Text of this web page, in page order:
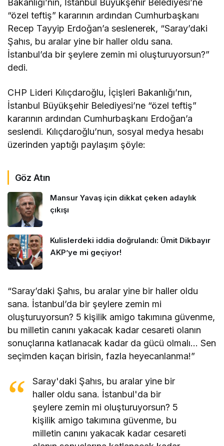
Bakanlığı’nın, İstanbul Büyükşehir Belediyesi’ne
“özel teftiş” kararının ardından Cumhurbaşkanı
Recep Tayyip Erdoğan’a seslenerek, “Saray’daki
Şahıs, bu aralar yine bir haller oldu sana.
İstanbul’da bir şeylere zemin mi oluşturuyorsun?”
dedi.
CHP Lideri Kılıçdaroğlu, İçişleri Bakanlığı’nın,
İstanbul Büyükşehir Belediyesi’ne “özel teftiş”
kararının ardından Cumhurbaşkanı Erdoğan’a
seslendi. Kılıçdaroğlu’nun, sosyal medya hesabı
üzerinden yaptığı paylaşım şöyle:
Göz Atın
Mansur Yavaş için dikkat çeken adaylık
çıkışı
Kulislerdeki iddia doğrulandı: Ümit Dikbayır
AKP’ye mi geçiyor!
“Saray’daki Şahıs, bu aralar yine bir haller oldu
sana. İstanbul’da bir şeylere zemin mi
oluşturuyorsun? 5 kişilik amigo takımına güvenme,
bu milletin canını yakacak kadar cesareti olanın
sonuçlarına katlanacak kadar da gücü olmalı… Sen
seçimden kaçan birisin, fazla heyecanlanma!”
Saray'daki Şahıs, bu aralar yine bir
haller oldu sana. İstanbul'da bir
şeylere zemin mi oluşturuyorsun? 5
kişilik amigo takımına güvenme, bu
milletin canını yakacak kadar cesareti